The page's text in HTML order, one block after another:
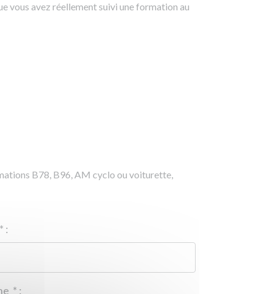
vous avez réellement suivi une formation au
B78, B96, AM cyclo ou voiturette,
* :
* :